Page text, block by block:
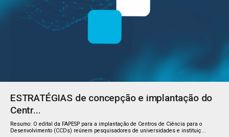
ESTRATÉGIAS de concepção e implantação do
Centr...
Resumo: O edital da FAPESP para a implantação de Centros de Ciência para o
Desenvolvimento (CCDs) reúnem pesquisadores de universidades e instituiç...